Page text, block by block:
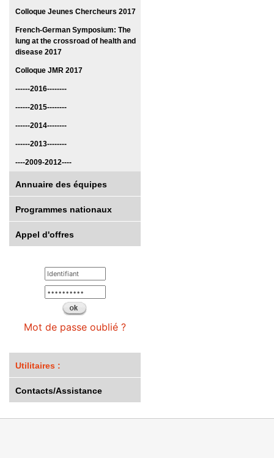
Colloque Jeunes Chercheurs 2017
French-German Symposium: The
lung at the crossroad of health and
disease 2017
Colloque JMR 2017
------2016--------
------2015--------
------2014--------
------2013--------
----2009-2012----
Annuaire des équipes
Programmes nationaux
Appel d'offres
Mot de passe oublié ?
Utilitaires :
Contacts/Assistance